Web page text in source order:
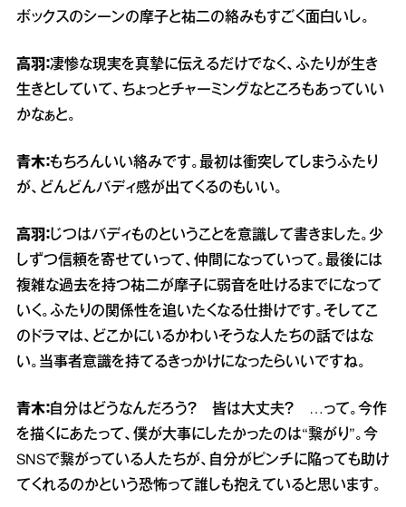
ボックスのシーンの摩子と祐二の絡みもすごく面白いし。
高羽：凄惨な現実を真摯に伝えるだけでなく、ふたりが生き
生きとしていて、ちょっとチャーミングなところもあっていい
かなぁと。
青木：もちろんいい絡みです。最初は衝突してしまうふたり
が、どんどんバディ感が出てくるのもいい。
高羽：じつはバディものということを意識して書きました。少
しずつ信頼を寄せていって、仲間になっていって。最後には
複雑な過去を持つ祐二が摩子に弱音を吐けるまでになって
いく。ふたりの関係性を追いたくなる仕掛けです。そしてこ
のドラマは、どこかにいるかわいそうな人たちの話ではな
い。当事者意識を持てるきっかけになったらいいですね。
青木： 自分はどうなんだろう？ 皆は大丈夫？ …って。今作
を描くにあたって、僕が大事にしたかったのは“繋がり”。今
SNSで繋がっている人たちが、自分がピンチに陥っても助け
てくれるのかという恐怖って誰しも抱えていると思います。